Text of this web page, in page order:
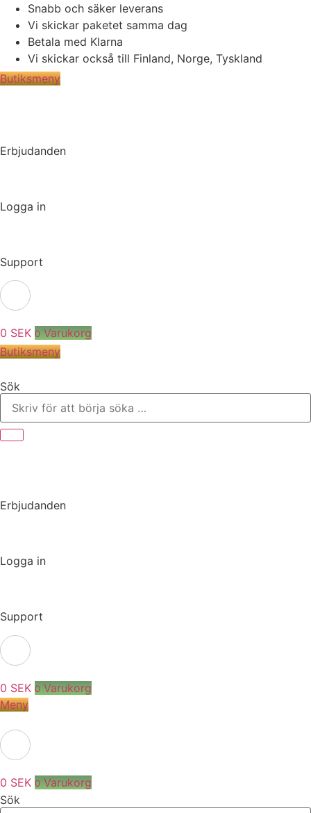
Hoppa
innehåll
Snabb och säker leverans
Vi skickar paketet samma dag
Betala med Klarna
Vi skickar också till Finland, Norge, Tyskland
Butiksmeny
Erbjudanden
Logga in
Support
0 SEK 0 Varukorg
Butiksmeny
Sök
Erbjudanden
Logga in
Support
0 SEK 0 Varukorg
Meny
0 SEK 0 Varukorg
Sök